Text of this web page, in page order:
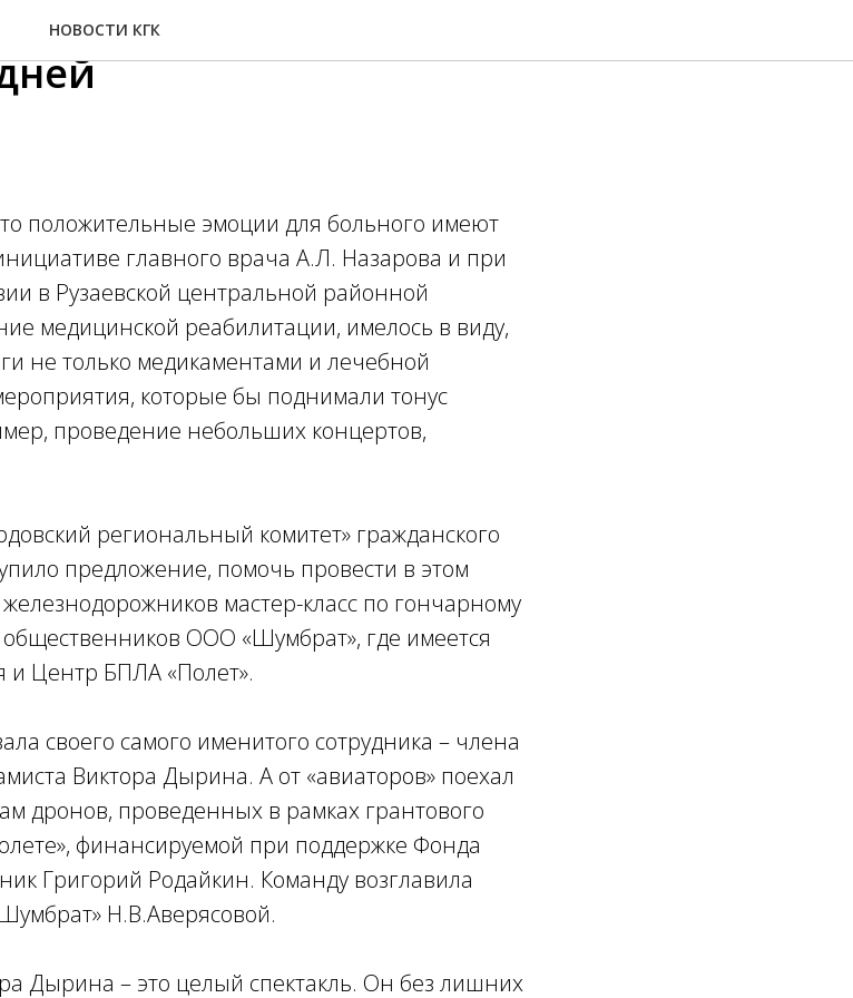
НОВОСТИ КГКчереду
положительные эмоции для больного имеют
главного врача А.Л. Назарова и при
в Рузаевской центральной районной
медицинской реабилитации, имелось в виду,
не только медикаментами и лечебной
которые бы поднимали тонус
проведение небольших концертов,
региональный комитет» гражданского
предложение, помочь провести в этом
мастер-класс по гончарному
ООО «Шумбрат», где имеется
и Центр БПЛА «Полет».
своего самого именитого сотрудника – члена
Виктора Дырина. А от «авиаторов» поехал
дронов, проведенных в рамках грантового
финансируемой при поддержке Фонда
Григорий Родайкин. Команду возглавила
Н.В.Аверясовой.
Дырина – это целый спектакль. Он без лишних